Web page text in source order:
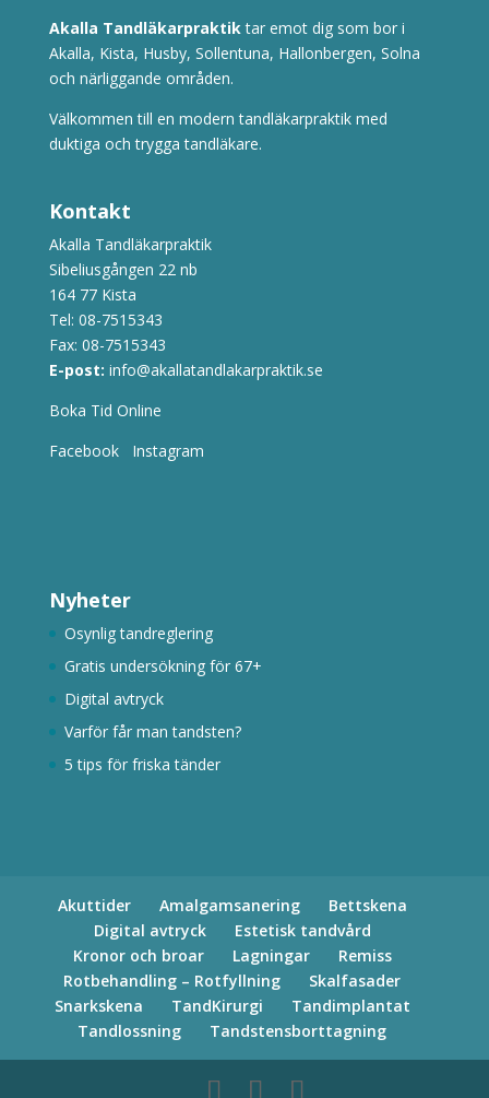
Akalla Tandläkarpraktiktar emot dig som bor i
Akalla, Kista, Husby, Sollentuna, Hallonbergen, Solna
och närliggande områden.
Välkommen till en modern tandläkarpraktik med
duktiga och trygga tandläkare.
Kontakt
Akalla Tandläkarpraktik
Sibeliusgången 22 nb
164 77 Kista
Tel: 08-7515343
Fax: 08-7515343
E-post: info@akallatandlakarpraktik.se
Boka Tid Online
Facebook
Instagram
Nyheter
Osynlig tandreglering
Gratis undersökning för 67+
Digital avtryck
Varför får man tandsten?
5 tips för friska tänder
Akuttider Amalgamsanering
Bettskena
Digital avtryck
Estetisk tandvård
Kronor och broar
Lagningar
Remiss
Rotbehandling – Rotfyllning
Skalfasader
Snarkskena
TandKirurgi
Tandimplantat
Tandlossning
Tandstensborttagning